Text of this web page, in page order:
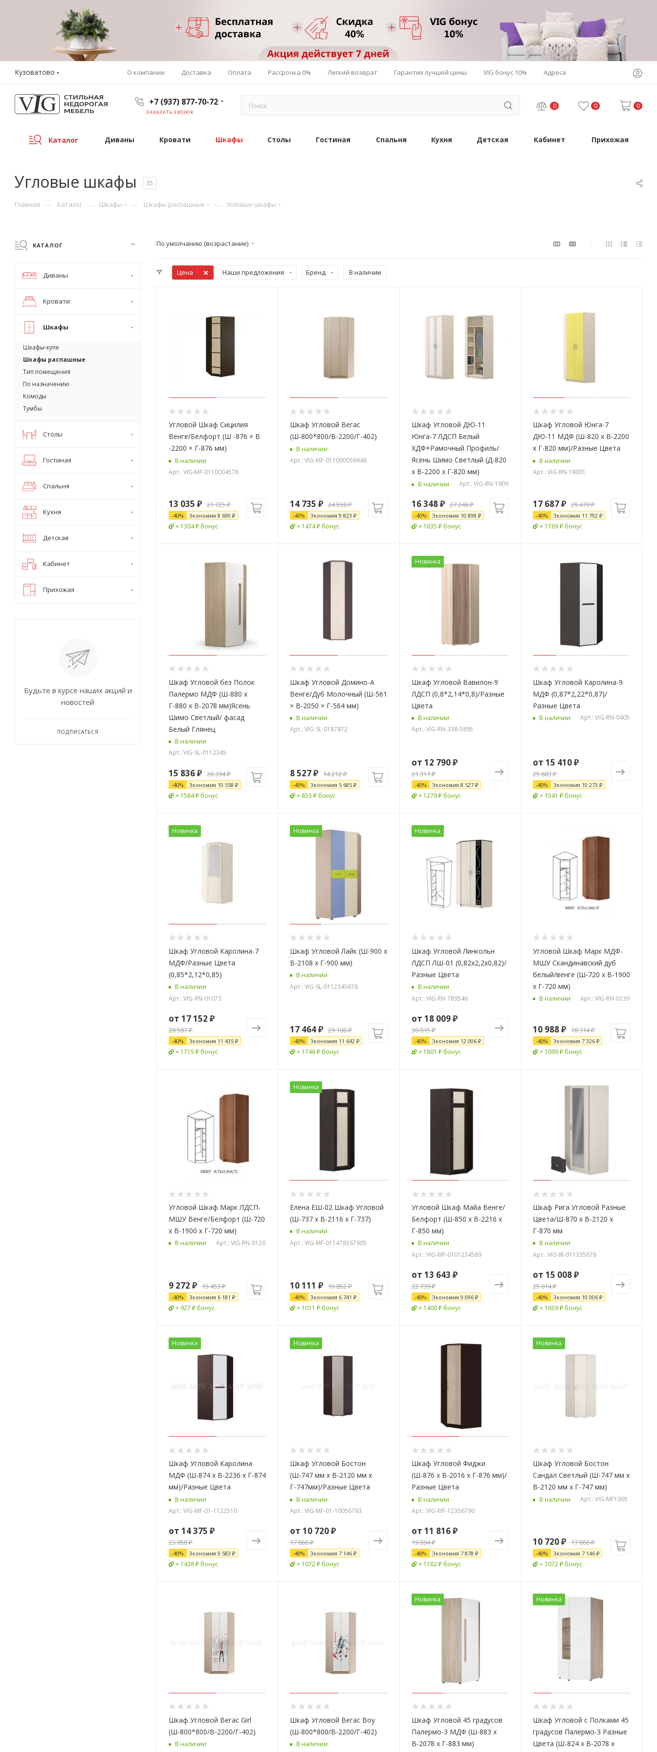
Кузоватово О компании Доставка Оплата Рассрочка 0% Легкий возврат Гарантия лучшей цены VIG бонус 10% Адреса
+7 (937) 877-70-72
ЗАКАЗАТЬ ЗВОНОК
0 0 0
Каталог Диваны Кровати Шкафы Столы Гостиная Спальня Кухня Детская Кабинет Прихожая
Угловые шкафы 35
Главная — Каталог — Шкафы — Шкафы распашные — Угловые шкафы
По умолчанию (возрастание)
Цена Наши предложения Бренд В наличии
Угловой Шкаф Сицилия
Венге/Белфорт (Ш -876 × В
-2200 × Г-876 мм)
В наличии
Арт.: VIG-MF-0110004578
13 035 ₽ 21 725₽
-40% Экономия 8 690 ₽
+ 1304 ₽ бонус
Шкаф Угловой Вегаc
(Ш-800*800/В-2200/Г-402)
В наличии
Арт.: VIG-MF-011000056948
14 735 ₽ 24 558₽
-40% Экономия 9 823 ₽
+ 1474 ₽ бонус
Шкаф Угловой ДЮ-11
Юнга-7 ЛДСП Белый
ХДФ+Рамочный Профиль/
Ясень Шимо Светлый (Д-820
x В-2200 x Г-820 мм)
В наличии Арт.: VIG-RN-1909
16 348₽ 27 246₽
-40% Экономия 10 898 ₽
+ 1635 ₽ бонус
Шкаф Угловой Юнга-7
ДЮ-11 МДФ (Ш-820 x В-2200
x Г-820 мм)/Разные Цвета
В наличии
Арт.: VIG-RN-19001
17 687₽ 29 479₽
-40% Экономия 11 792₽
+ 1769 ₽ бонус
Шкаф Угловой без Полок
Палермо МДФ (Ш-880 х
Г-880 x В-2078 мм)Ясень
Шимо Светлый/ фасад
Белый Глянец
В наличии
Арт.: VIG-SL-0112345
15 836₽ 26 394₽
-40% Экономия 10 558 ₽
+ 1584 ₽ бонус
Шкаф Угловой Домино-А
Венге/Дуб Молочный (Ш-561
× В-2050 × Г-564 мм)
В наличии
Арт.: VIG-SL-0187872
8 527₽ 14 212₽
-40% Экономия 5 685 ₽
+ 853 ₽ бонус
Новинка
Шкаф Угловой Вавилон-9
ЛДСП (0,8*2,14*0,8)/Разные
Цвета
В наличии
Арт.: VIG-RN-338-5895
от 12 790 ₽
21 317 ₽
-40% Экономия 8 527 ₽
+ 1279 ₽ бонус
Шкаф Угловой Каролина-9
МДФ (0,87*2,22*0,87)/
Разные Цвета
В наличии Арт.: VIG-RN-0405
от 15 410 ₽
25 683 ₽
-40% Экономия 10 273 ₽
+ 1541 ₽ бонус
Новинка
Шкаф Угловой Каролина-7
МДФ/Разные Цвета
(0,85*2,12*0,85)
В наличии
Арт.: VIG-RN-01073
от 17 152 ₽
28 587 ₽
-40% Экономия 11 435 ₽
+ 1715 ₽ бонус
Новинка
Шкаф Угловой Лайк (Ш-900 х
В-2108 х Г-900 мм)
В наличии
Арт.: VIG-SL-0112345678
17 464₽ 29 106₽
-40% Экономия 11 642 ₽
+ 1746 ₽ бонус
Новинка
Шкаф Угловой Линкольн
ЛДСП ЛШ-01 (0,82х2,2х0,82)/
Разные Цвета
В наличии
Арт.: VIG-RN-789546
от 18 009 ₽
30 015 ₽
-40% Экономия 12 006 ₽
+ 1801 ₽ бонус
Угловой Шкаф Марк МДФ-
МШУ Скандинавский дуб
белый/венге (Ш-720 х В-1900
х Г-720 мм)
В наличии Арт.: VIG-RN-0139
10 988₽ 18 314₽
-40% Экономия 7 326₽
+ 1099 ₽ бонус
Угловой Шкаф Марк ЛДСП-
МШУ Венге/Белфорт (Ш-720
х В-1900 х Г-720 мм)
В наличии Арт.: VIG-RN-0120
9 272 ₽ 15 453₽
-40% Экономия 6 181 ₽
+ 927 ₽ бонус
Новинка
Елена ЕШ-02 Шкаф Угловой
(Ш-737 x В-2116 x Г-737)
В наличии
Арт.: VIG-MF-011478567905
10 111 ₽ 16 852₽
-40% Экономия 6 741 ₽
+ 1011 ₽ бонус
Угловой Шкаф Майа Венге/
Белфорт (Ш-850 х В-2216 х
Г-850 мм)
В наличии
Арт.: VIG-MF-0101234589
от 13 643 ₽
22 739 ₽
-40% Экономия 9 096 ₽
+ 1400 ₽ бонус
Шкаф Рига Угловой Разные
Цвета/Ш-870 х В-2120 х
Г-870 мм
В наличии
Арт.: VIG-IR-011335678
от 15 008 ₽
25 014 ₽
-40% Экономия 10 006 ₽
+ 1659 ₽ бонус
Новинка
Шкаф Угловой Каролина
МДФ (Ш-874 х В-2236 х Г-874
мм)/Разные Цвета
В наличии
Арт.: VIG-MF-01-1122510
от 14 375 ₽
23 958 ₽
-40% Экономия 9 583 ₽
+ 1438 ₽ бонус
Новинка
Шкаф Угловой Бостон
(Ш-747 мм x В-2120 мм x
Г-747мм)/Разные Цвета
В наличии
Арт.: VIG-MF-01-10056793
от10 720 ₽
17 866 ₽
-40% Экономия7 146 ₽
+ 1072 ₽ бонус
Шкаф Угловой Фиджи
(Ш-876 х В-2016 х Г-876 мм)/
Разные Цвета
В наличии
Арт.: VIG-MF-12356790
от 11 816 ₽
19 694 ₽
-40% Экономия 7 878 ₽
+ 1182 ₽ бонус
Новинка
Шкаф Угловой Бостон
Сандал Светлый (Ш-747 мм x
В-2120 мм x Г-747 мм)
В наличии Арт.: VIG-MF1005
10 720₽ 17 866₽
-40% Экономия 7 146₽
+ 1072 ₽ бонус
Шкаф Угловой Вегаc Girl
(Ш-800*800/В-2200/Г-402)
В наличии
Шкаф Угловой Вегаc Boy
(Ш-800*800/В-2200/Г-402)
В наличии
Новинка
Шкаф Угловой 45 градусов
Палермо-3 МДФ (Ш-883 х
В-2078 х Г-883 мм)
Новинка
Шкаф Угловой с Полками 45
градусов Палермо-3 Разные
Цвета (Ш-824 х В-2078 х
КАТАЛОГ
Диваны
Кровати
Шкафы
Шкафы-купе
Шкафы распашные
Тип помещения
По назначению
Комоды
Тумбы
Столы
Гостиная
Спальня
Кухня
Детская
Кабинет
Прихожая
Будьте в курсе наших акций и
новостей
ПОДПИСАТЬСЯ